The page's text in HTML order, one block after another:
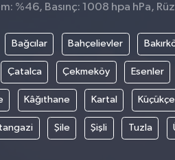
%46, Basınç: 1008 hpa hPa,
Bağcılar Bahçelievler
Çatalca Çekmeköy Esenler
Kâğıthane Kartal
Şile Şişli Tuzla